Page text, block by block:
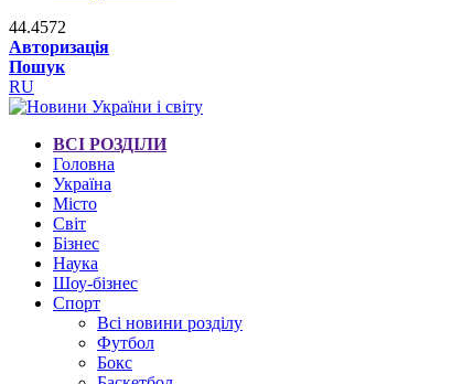
44.4572
Авторизація
Пошук
RU
ВСІ РОЗДІЛИ
Головна
Україна
Місто
Світ
Бізнес
Наука
Шоу-бізнес
Спорт
Всі новини розділу
Футбол
Бокс